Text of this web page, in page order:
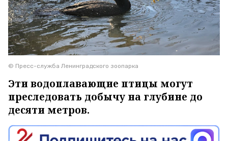
© Пресс-служба Ленинградского зоопарка
Эти водоплавающие птицы могут
преследовать добычу на глубине до
десяти метров.